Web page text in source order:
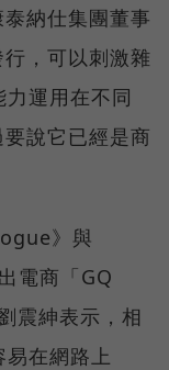
納仕集團董事
，可以刺激雜
運用在不同
說它已經是商
》與
電商「GQ
震紳表示，相
在網路上